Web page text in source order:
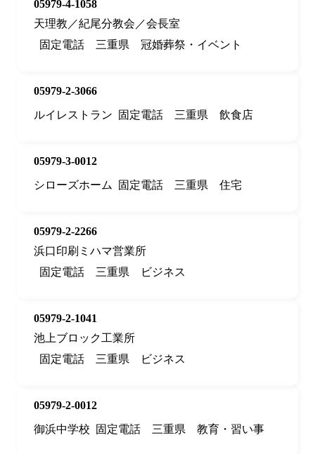
05979-4-1058
天理教／紀尾分教会／会長室
固定電話
三重県 冠婚葬祭・イベント
05979-2-3066
ルイレストラン
固定電話 三重県 飲食店
05979-3-0012
シローズホーム
固定電話 三重県 住宅
05979-2-2266
浜口印刷ミハマ営業所
固定電話
三重県 ビジネス
05979-2-1041
池上ブロック工業所
固定電話
三重県 ビジネス
05979-2-0012
御浜中学校
固定電話 三重県 教育・習い事